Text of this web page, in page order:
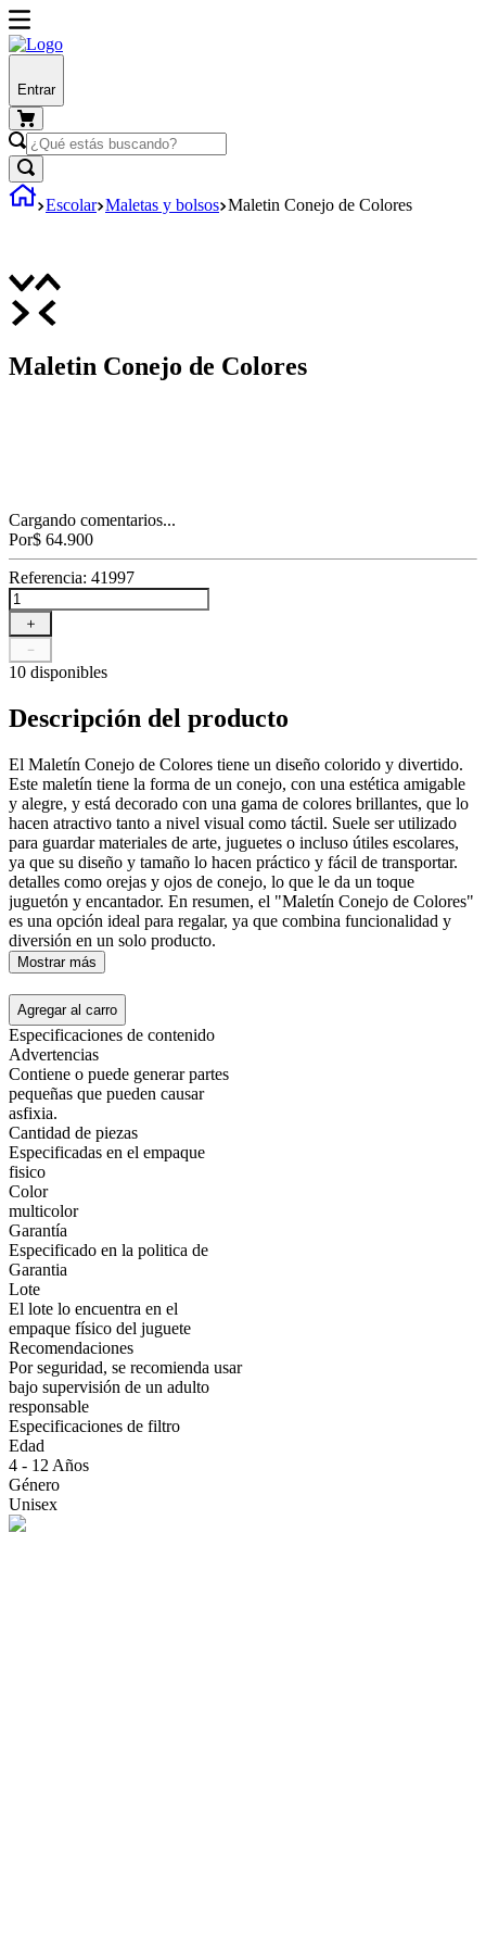
Entrar
Escolar Maletas y bolsos Maletin Conejo de Colores
Maletin Conejo de Colores
Cargando comentarios...
Por$ 64.900
Referencia: 41997
＋
－
10 disponibles
Descripción del producto
El Maletín Conejo de Colores tiene un diseño colorido y divertido.
Este maletín tiene la forma de un conejo, con una estética amigable
y alegre, y está decorado con una gama de colores brillantes, que lo
hacen atractivo tanto a nivel visual como táctil. Suele ser utilizado
para guardar materiales de arte, juguetes o incluso útiles escolares,
ya que su diseño y tamaño lo hacen práctico y fácil de transportar.
detalles como orejas y ojos de conejo, lo que le da un toque
juguetón y encantador. En resumen, el "Maletín Conejo de Colores"
es una opción ideal para regalar, ya que combina funcionalidad y
diversión en un solo producto.
Mostrar más
Agregar al carro
Especificaciones de contenido
Advertencias
Contiene o puede generar partes
pequeñas que pueden causar
asfixia.
Cantidad de piezas
Especificadas en el empaque
fisico
Color
multicolor
Garantía
Especificado en la politica de
Garantia
Lote
El lote lo encuentra en el
empaque físico del juguete
Recomendaciones
Por seguridad, se recomienda usar
bajo supervisión de un adulto
responsable
Especificaciones de filtro
Edad
4 - 12 Años
Género
Unisex